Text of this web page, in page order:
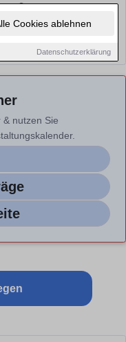
Cookies ablehnen
Datenschutzerklärung
aktiv.
& nutzen Sie